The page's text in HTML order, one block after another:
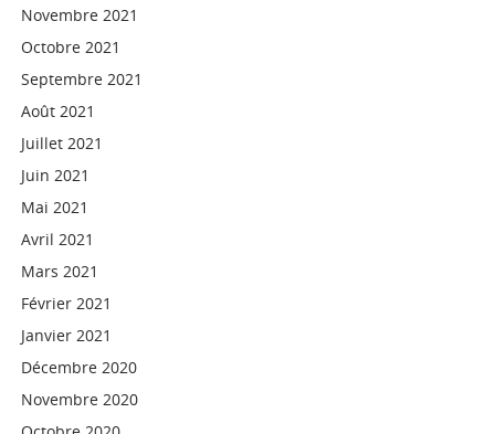
Novembre 2021
Octobre 2021
Septembre 2021
Août 2021
Juillet 2021
Juin 2021
Mai 2021
Avril 2021
Mars 2021
Février 2021
Janvier 2021
Décembre 2020
Novembre 2020